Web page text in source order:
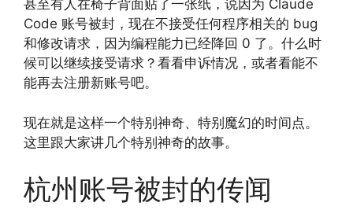
甚至有人在椅子背面贴了一张纸，说因为 Claude
Code 账号被封，现在不接受任何程序相关的 bug
和修改请求，因为编程能力已经降回 0 了。什么时
候可以继续接受请求？看看申诉情况，或者看能不
能再去注册新账号吧。
现在就是这样一个特别神奇、特别魔幻的时间点。
这里跟大家讲几个特别神奇的故事。
杭州账号被封的传闻